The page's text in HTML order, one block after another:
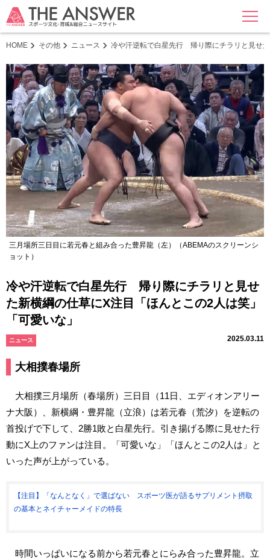
MENU
HOME その他 ニュース 冷や汗逆転で白星先行 帰り際にチラリと見せ
三月場所三日目に若元春と組み合った豊昇龍（左）（ABEMAのスクリーンシ
ョット）
冷や汗逆転で白星先行 帰り際にチラリと見せ
た新横綱の仕草にX注目「ほんとこの2人は笑」
「可愛いな」
ニュース 2025.03.11
大相撲春場所
大相撲三月場所（春場所）三日目（11日、エディオンアリー
ナ大阪）、新横綱・豊昇龍（立浪）は若元春（荒汐）を逆転の
首投げで下して、2勝1敗と白星先行。引き揚げる際に見せた行
動にX上のファンは注目。「可愛いな」「ほんとこの2人は」と
いった声が上がっている。
【注目】「なんとなく」で選ばない スポーツ医が語るサプリメント摂取
の基本とネイチャーメイドの特長
時間いっぱいになる前から若元春とにらみ合った豊昇龍。立